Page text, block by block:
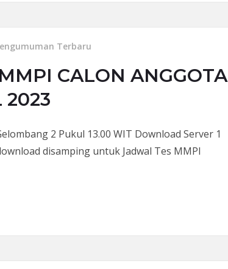
Terbaru
CALON ANGGOTA
2023
2 Pukul 13.00 WIT Download Server 1
disamping untuk Jadwal Tes MMPI
ANGGOTA LEGISLATIF 29 APRIL 2023